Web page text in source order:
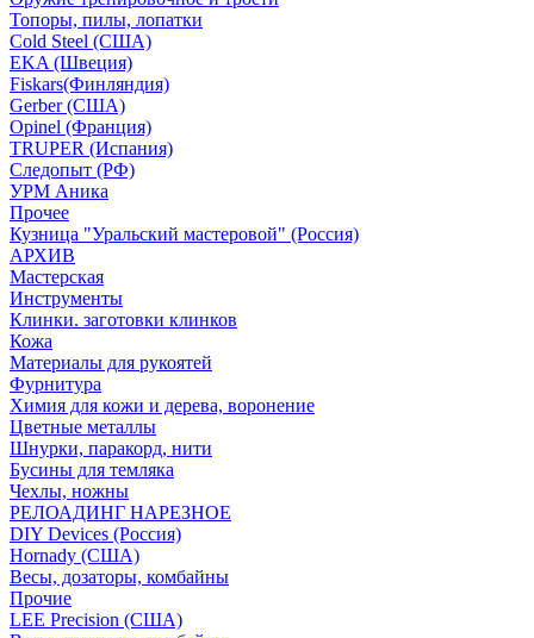
Топоры, пилы, лопатки
Cold Steel (США)
EKA (Швеция)
Fiskars(Финляндия)
Gerber (США)
Opinel (Франция)
TRUPER (Испания)
Следопыт (РФ)
УРМ Аника
Прочее
Кузница "Уральский мастеровой" (Россия)
АРХИВ
Мастерская
Инструменты
Клинки. заготовки клинков
Кожа
Материалы для рукоятей
Фурнитура
Химия для кожи и дерева, воронение
Цветные металлы
Шнурки, паракорд, нити
Бусины для темляка
Чехлы, ножны
РЕЛОАДИНГ НАРЕЗНОЕ
DIY Devices (Россия)
Hornady (США)
Весы, дозаторы, комбайны
Прочие
LEE Precision (США)